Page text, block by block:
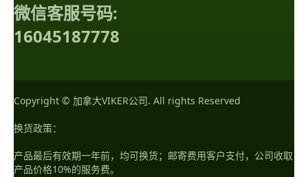
微信客服号码:
16045187778
Copyright © 加拿大VIKER公司. All rights Reserved
换货政策：
产品最后有效期一年前，均可换货；邮寄费用客户支付，公司收取
产品价格10%的服务费。